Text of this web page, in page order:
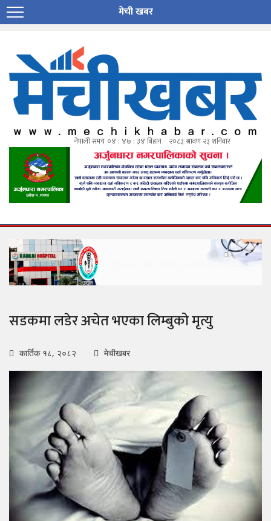
मेची खबर
सडकमा लडेर अचेत भएका लिम्बुको मृत्यु
कार्तिक १८, २०८२ मेचीखबर